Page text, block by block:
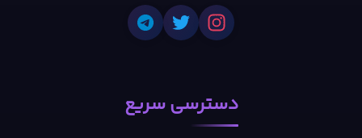
دسترسی سریع